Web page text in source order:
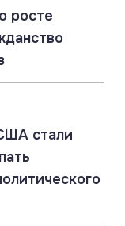
доходов от
росте
стали